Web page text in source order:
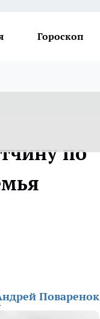
Гороскоп
по
Поваренок